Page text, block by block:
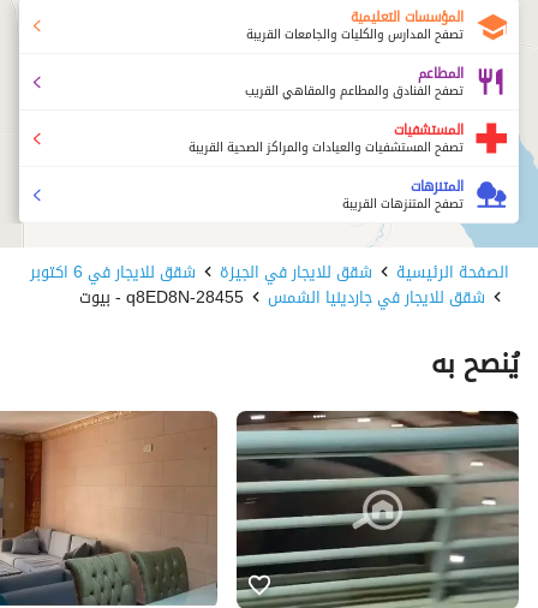
المؤسسات التعليمية
تصفح المدارس والكليات والجامعات القريبة
المطاعم
تصفح الفنادق والمطاعم والمقاهي القريب
المستشفيات
تصفح المستشفيات والعيادات والمراكز الصحية القريبة
المتنزهات
تصفح المتنزهات القريبة
الصفحة الرئيسية شقق للايجار في الجيزة شقق للايجار في 6 اكتوبر
شقق للايجار في جاردينيا الشمس 28455-q8ED8N - بيوت
يُنصح به